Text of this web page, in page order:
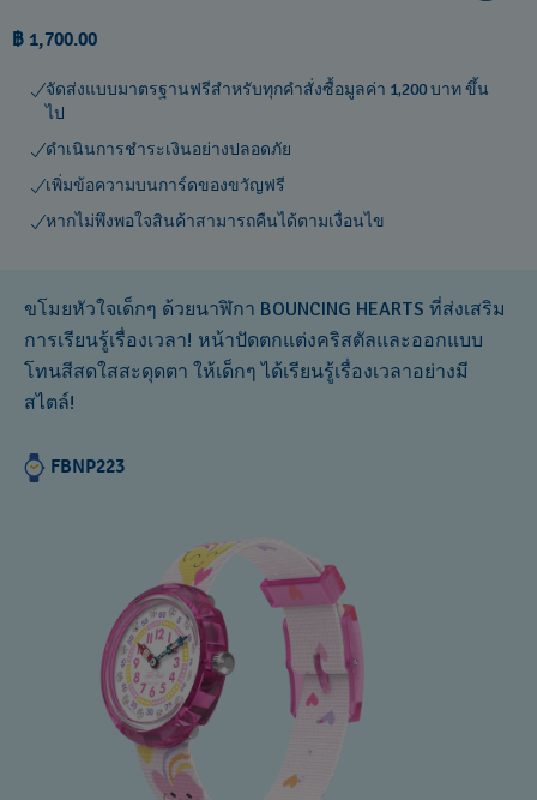
฿ 1,700.00
จัดส่งแบบมาตรฐานฟรีสำหรับทุกคำสั่งซื้อมูลค่า 1,200 บาท ขึ้น
ไป
ดำเนินการชำระเงินอย่างปลอดภัย
เพิ่มข้อความบนการ์ดของขวัญฟรี
หากไม่พึงพอใจสินค้าสามารถคืนได้ตามเงื่อนไข
ขโมยหัวใจเด็กๆ ด้วยนาฬิกา BOUNCING HEARTS ที่ส่งเสริม
การเรียนรู้เรื่องเวลา! หน้าปัดตกแต่งคริสตัลและออกแบบ
โทนสีสดใสสะดุดตา ให้เด็กๆ ได้เรียนรู้เรื่องเวลาอย่างมี
สไตล์!
FBNP223